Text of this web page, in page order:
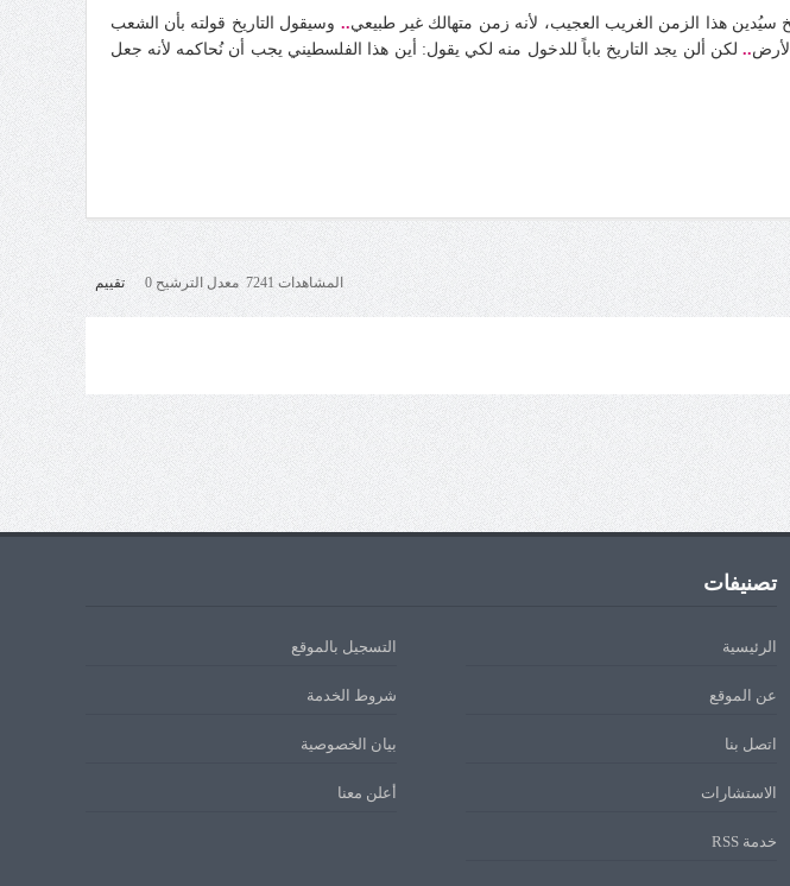
سيُدين هذا الزمن الغريب العجيب، لأنه زمن متهالك غير طبيعي.. وسيقول التاريخ قولته بأن الشعب
..لكن ألن يجد التاريخ باباً للدخول منه لكي يقول: أين هذا الفلسطيني يجب أن نُحاكمه لأنه جعل
المشاهدات 7241 معدل الترشيح 0 تقييم
تصنيفات
الرئيسية التسجيل بالموقع
عن الموقع شروط الخدمة
اتصل بنا بيان الخصوصية
الاستشارات أعلن معنا
خدمة RSS